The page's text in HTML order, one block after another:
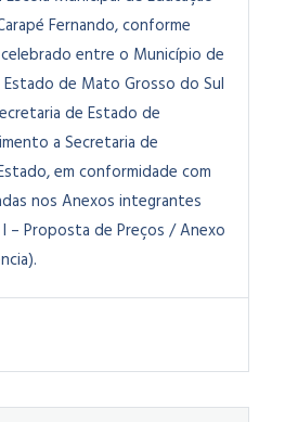
Fernando, conforme
entre o Município de
de Mato Grosso do Sul
de Estado de
a Secretaria de
em conformidade com
nos Anexos integrantes
– Proposta de Preços / Anexo